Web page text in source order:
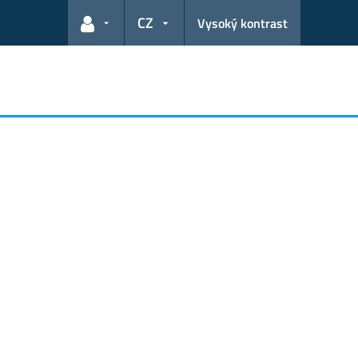
Odkazy pro uživatele
CZ Vysoký kontrast